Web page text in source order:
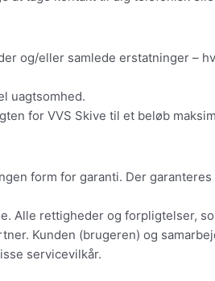
og/eller samlede erstatninger –
uagtsomhed.
for VVS Skive til et beløb
form for garanti. Der
Alle rettigheder og forpligtelser,
Kunden (brugeren) og
servicevilkår.